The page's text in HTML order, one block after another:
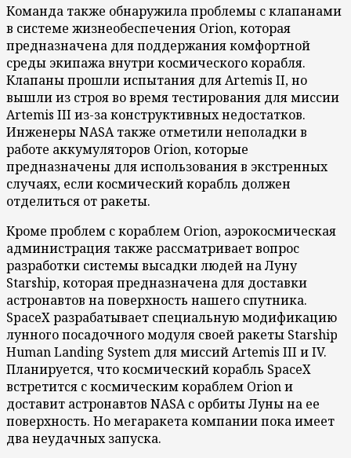
Команда также обнаружила проблемы с клапанами
в системе жизнеобеспечения Orion, которая
предназначена для поддержания комфортной
среды экипажа внутри космического корабля.
Клапаны прошли испытания для Artemis II, но
вышли из строя во время тестирования для миссии
Artemis III из-за конструктивных недостатков.
Инженеры NASA также отметили неполадки в
работе аккумуляторов Orion, которые
предназначены для использования в экстренных
случаях, если космический корабль должен
отделиться от ракеты.
Кроме проблем с кораблем Orion, аэрокосмическая
администрация также рассматривает вопрос
разработки системы высадки людей на Луну
Starship, которая предназначена для доставки
астронавтов на поверхность нашего спутника.
SpaceX разрабатывает специальную модификацию
лунного посадочного модуля своей ракеты Starship
Human Landing System для миссий Artemis III и IV.
Планируется, что космический корабль SpaceX
встретится с космическим кораблем Orion и
доставит астронавтов NASA с орбиты Луны на ее
поверхность. Но мегаракета компании пока имеет
два неудачных запуска.